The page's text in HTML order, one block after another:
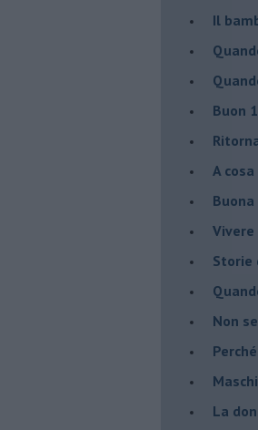
Il
​Buon
​A
​Vivere
​Storie
​Non
​La